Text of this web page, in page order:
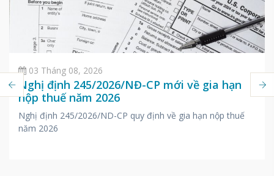
03 Tháng 08, 2026
Nghị định 245/2026/NĐ-CP mới về gia hạn
nộp thuế năm 2026
Nghị định 245/2026/ND-CP quy định về gia hạn nộp thuế
năm 2026